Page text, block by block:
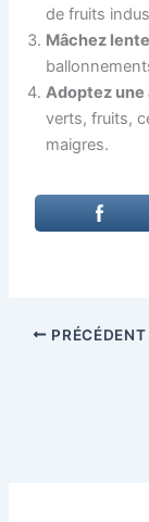
de fruits
Mâchez
Adoptez
verts, fruits,
maigres.
PRÉCÉDENT